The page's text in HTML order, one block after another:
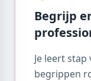
Begrijp
Je leert
begrippen